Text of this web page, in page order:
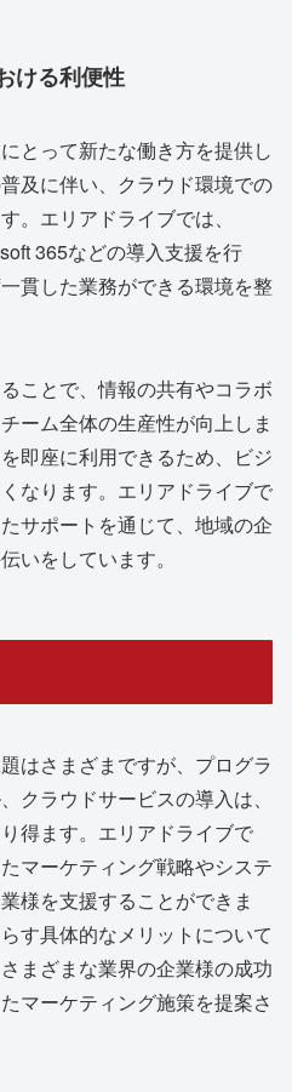
ける利便性
とって新たな働き方を提供し
及に伴い、クラウド環境での
。エリアドライブでは、
365などの導入支援を行
貫した業務ができる環境を整
ことで、情報の共有やコラボ
ーム全体の生産性が向上しま
即座に利用できるため、ビジ
なります。エリアドライブで
サポートを通じて、地域の企
いをしています。
はさまざまですが、プログラ
クラウドサービスの導入は、
得ます。エリアドライブで
マーケティング戦略やシステ
様を支援することができま
す具体的なメリットについて
まざまな業界の企業様の成功
マーケティング施策を提案さ